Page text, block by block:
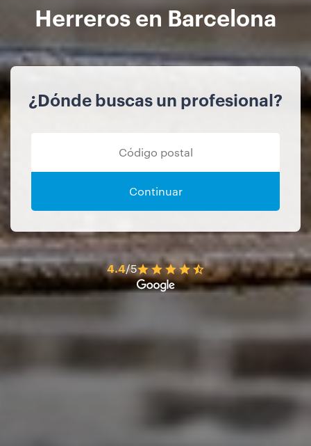
Herreros en Barcelona
¿Dónde buscas un profesional?
Continuar
4.4/5